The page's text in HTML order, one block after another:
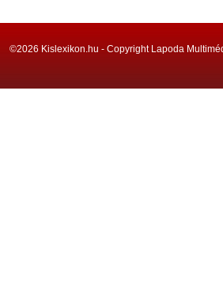
©2026 Kislexikon.hu - Copyright Lapoda